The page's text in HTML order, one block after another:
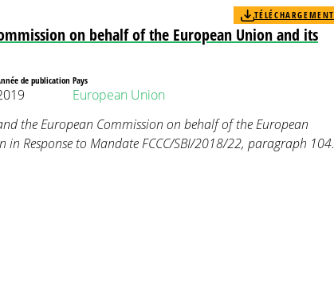
on behalf of the European Union and its
TÉLÉCHARGEMENT
de publication Pays
European Union
the European Commission on behalf of the European
in Response to Mandate FCCC/SBI/2018/22, paragraph 104.